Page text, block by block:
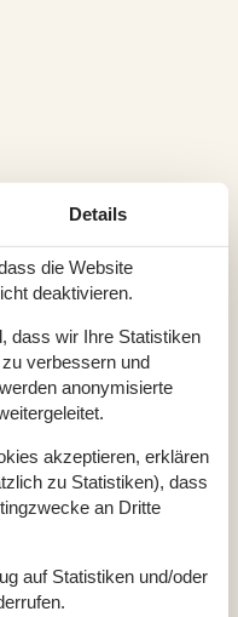
Details
die Website
deaktivieren.
dass wir Ihre Statistiken
verbessern und
anonymisierte
akzeptieren, erklären
zu Statistiken), dass
an Dritte
auf Statistiken und/oder